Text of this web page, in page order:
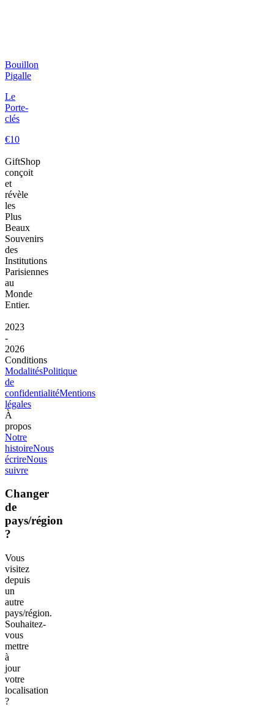
Bouillon
Pigalle
Le
Porte-
clés
€10
GiftShop
conçoit
et
révèle
les
Plus
Beaux
Souvenirs
des
Institutions
Parisiennes
au
Monde
Entier.
2023
-
2026
Conditions
ModalitésPolitique
de
confidentialitéMentions
légales
À
propos
Notre
histoireNous
écrireNous
suivre
Changer
de
pays/région
?
Vous
visitez
depuis
un
autre
pays/région.
Souhaitez-
vous
mettre
à
jour
votre
localisation
?